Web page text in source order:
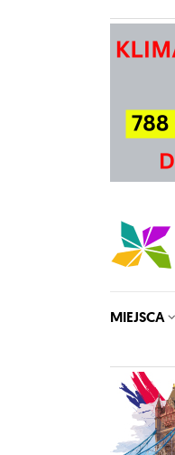
MIEJSCA